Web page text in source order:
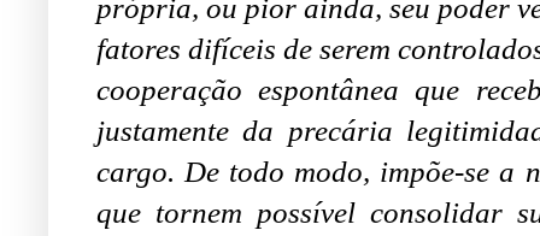
própria, ou pior ainda, seu poder
fatores difíceis de serem
cooperação espontânea que
justamente da precária
cargo. De todo modo, impõe-se a
que tornem possível consolidar